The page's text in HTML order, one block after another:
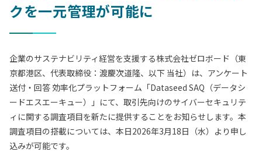
クを一元管理が可能に
企業のサステナビリティ経営を支援する株式会社ゼロボード（東
京都港区、代表取締役：渡慶次道隆、以下 当社）は、アンケート
送付・回答 効率化プラットフォーム「Dataseed SAQ（データシ
ードエスエーキュー）」にて、取引先向けのサイバーセキュリテ
ィに関する調査項目を新たに提供することをお知らせします。本
調査項目の搭載については、本日2026年3月18日（水）より申し
込みが可能です。